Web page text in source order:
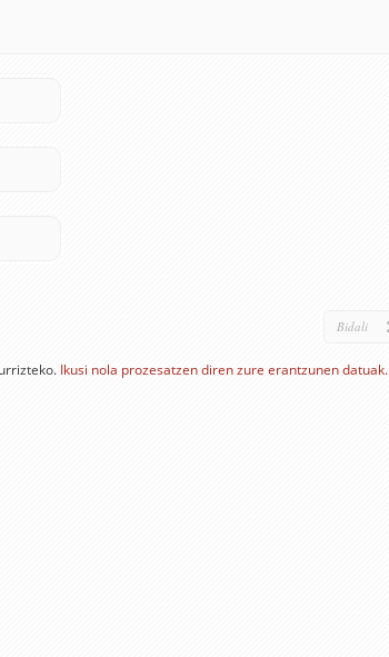
Ikusi nola prozesatzen diren zure erantzunen datuak.